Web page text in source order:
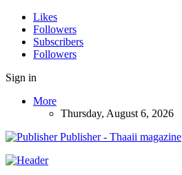
Likes
Followers
Subscribers
Followers
Sign in
More
Thursday, August 6, 2026
Publisher - Thaaii magazine